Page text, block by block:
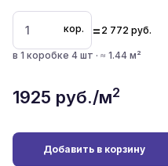
кор. = 2 772 руб.
в 1 коробке 4 шт · ≈ 1.44 м²
1925 руб./м2
Добавить в корзину